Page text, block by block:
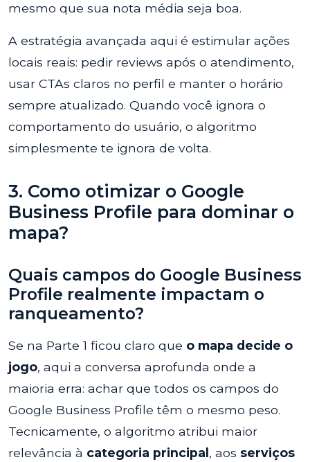
mesmo que sua nota média seja boa.
A estratégia avançada aqui é estimular ações
locais reais: pedir reviews após o atendimento,
usar CTAs claros no perfil e manter o horário
sempre atualizado. Quando você ignora o
comportamento do usuário, o algoritmo
simplesmente te ignora de volta.
3. Como otimizar o Google
Business Profile para dominar o
mapa?
Quais campos do Google Business
Profile realmente impactam o
ranqueamento?
Se na Parte 1 ficou claro que o mapa decide o
jogo, aqui a conversa aprofunda onde a
maioria erra: achar que todos os campos do
Google Business Profile têm o mesmo peso.
Tecnicamente, o algoritmo atribui maior
relevância à categoria principal , aos serviços